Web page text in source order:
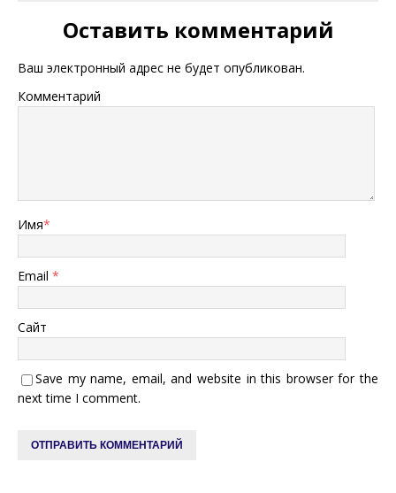
Оставить комментарий
Ваш электронный адрес не будет опубликован.
Комментарий
Имя*
Email *
Сайт
Save my name, email, and website in this browser for the
next time I comment.